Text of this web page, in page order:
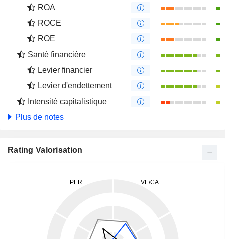
ROA
ROCE
ROE
Santé financière
Levier financier
Levier d'endettement
Intensité capitalistique
Plus de notes
Rating Valorisation